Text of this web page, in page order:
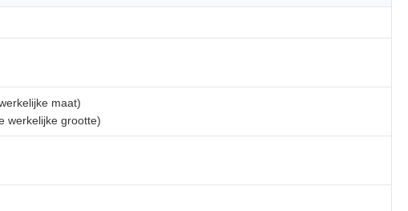
maat)
werkelijke grootte)